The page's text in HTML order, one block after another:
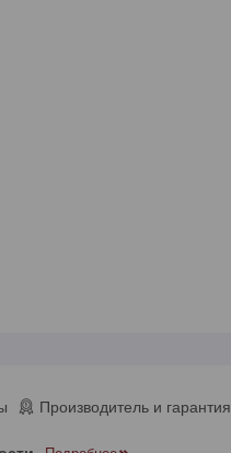
Производитель и гарантия